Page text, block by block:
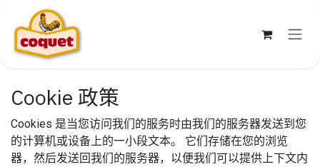
跳至内容
Cookie 政策
Cookies 是当您访问我们的服务时由我们的服务器发送到您
的计算机或设备上的一小段文本。 它们存储在您的浏览
器，然后发送回我们的服务器，以便我们可以提供上下文内